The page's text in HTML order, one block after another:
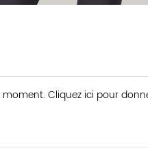
moment. Cliquez ici pour